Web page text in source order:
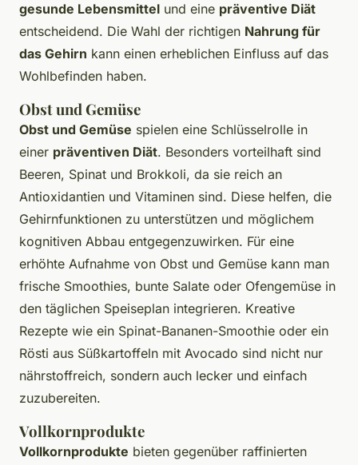
gesunde Lebensmittel und eine präventive Diät
entscheidend. Die Wahl der richtigen Nahrung für
das Gehirn kann einen erheblichen Einfluss auf das
Wohlbefinden haben.
Obst und Gemüse
Obst und Gemüse spielen eine Schlüsselrolle in
einer präventiven Diät. Besonders vorteilhaft sind
Beeren, Spinat und Brokkoli, da sie reich an
Antioxidantien und Vitaminen sind. Diese helfen, die
Gehirnfunktionen zu unterstützen und möglichem
kognitiven Abbau entgegenzuwirken. Für eine
erhöhte Aufnahme von Obst und Gemüse kann man
frische Smoothies, bunte Salate oder Ofengemüse in
den täglichen Speiseplan integrieren. Kreative
Rezepte wie ein Spinat-Bananen-Smoothie oder ein
Rösti aus Süßkartoffeln mit Avocado sind nicht nur
nährstoffreich, sondern auch lecker und einfach
zuzubereiten.
Vollkornprodukte
Vollkornprodukte bieten gegenüber raffinierten